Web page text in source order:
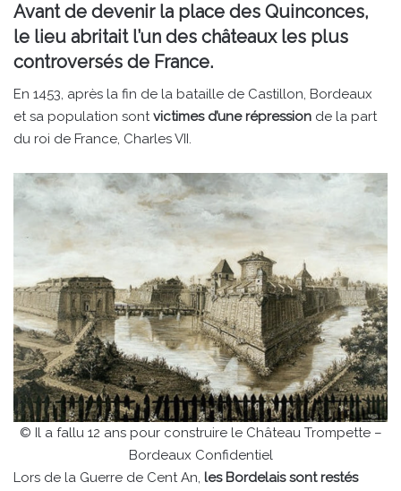
Avant de devenir la place des Quinconces,
le lieu abritait l’un des châteaux les plus
controversés de France.
En 1453, après la fin de la bataille de Castillon, Bordeaux
et sa population sontvictimes d’une répression de la part
du roi de France, Charles VII.
© Il a fallu 12 ans pour construire le Château Trompette –
Bordeaux Confidentiel
Lors de la Guerre de Cent An, les Bordelais sont restés